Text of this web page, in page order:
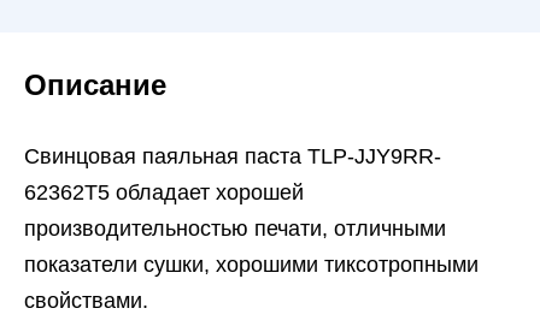
Описание
Свинцовая паяльная паста TLP-JJY9RR-
62362T5 обладает хорошей
производительностью печати, отличными
показатели сушки, хорошими тиксотропными
свойствами.